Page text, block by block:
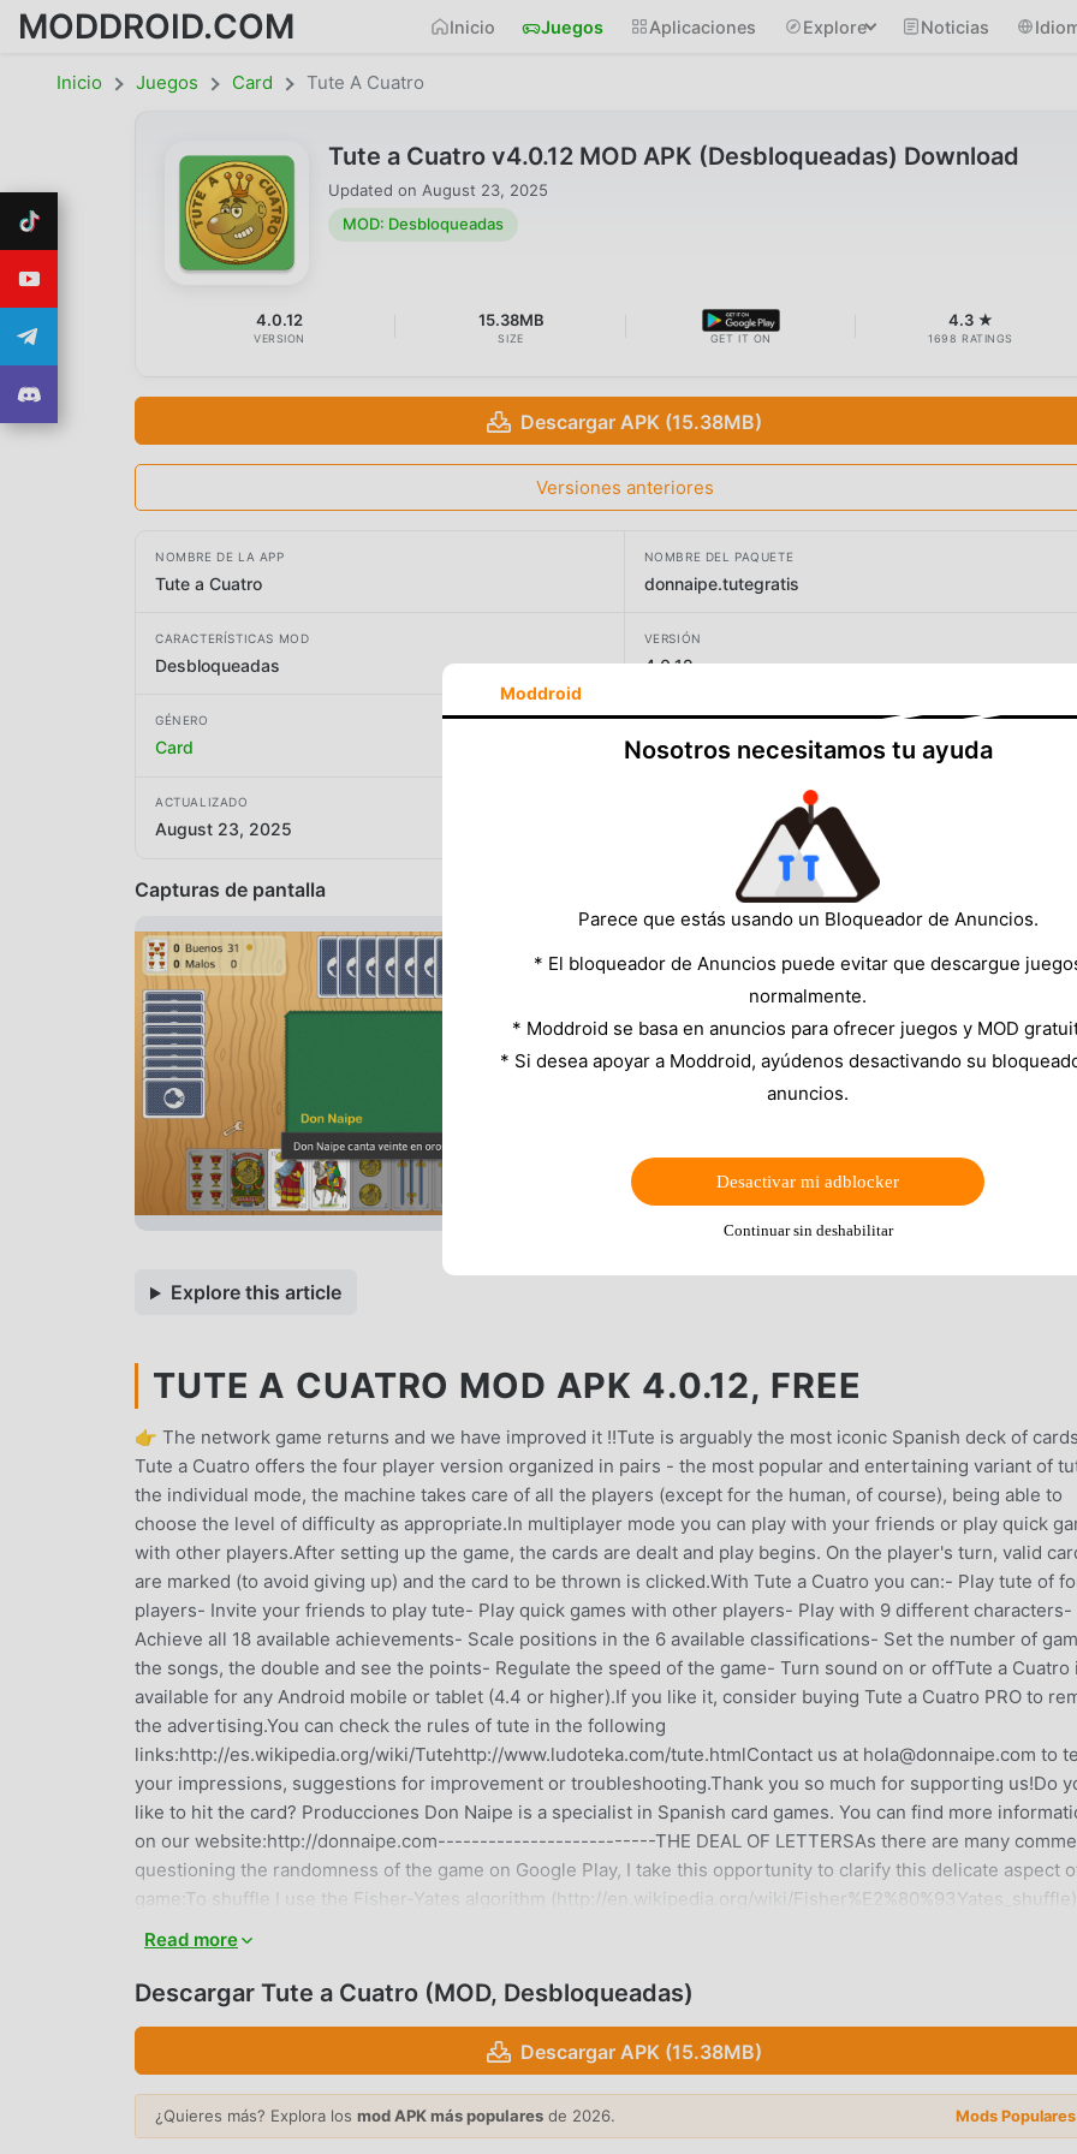
MODDROID.COM Inicio Juegos Aplicaciones Explore Noticias
Inicio Juegos Card Tute A Cuatro
Tute a Cuatro v4.0.12 MOD APK (Desbloqueadas) Download
Updated on August 23, 2025
MOD: Desbloqueadas
4.0.12
VERSION
15.38MB
SIZE GET IT ON
4.3 ★
1698 RATINGS
Descargar APK (15.38MB)
Versiones anteriores
NOMBRE DE LA APP
Tute a Cuatro
NOMBRE DEL PAQUETE
donnaipe.tutegratis
CARACTERÍSTICAS MOD
Desbloqueadas
VERSIÓN
4.0.12
GÉNERO
Card
DESARROLLADOR
Don Naipe
ACTUALIZADO
August 23, 2025
Capturas de pantalla
Explore this article
TUTE A CUATRO MOD APK 4.0.12, FREE
👉 The network game returns and we have improved it !!Tute is arguably the most iconic Spanish deck of
Tute a Cuatro offers the four player version organized in pairs - the most popular and entertaining variant of
the individual mode, the machine takes care of all the players (except for the human, of course), being able to
choose the level of difficulty as appropriate.In multiplayer mode you can play with your friends or play quick
with other players.After setting up the game, the cards are dealt and play begins. On the player's turn, valid
are marked (to avoid giving up) and the card to be thrown is clicked.With Tute a Cuatro you can:- Play tute of
players- Invite your friends to play tute- Play quick games with other players- Play with 9 different characters-
Achieve all 18 available achievements- Scale positions in the 6 available classifications- Set the number of
the songs, the double and see the points- Regulate the speed of the game- Turn sound on or offTute a Cuatro
available for any Android mobile or tablet (4.4 or higher).If you like it, consider buying Tute a Cuatro PRO to
the advertising.You can check the rules of tute in the following
links:http://es.wikipedia.org/wiki/Tutehttp://www.ludoteka.com/tute.htmlContact us at hola@donnaipe.com to
your impressions, suggestions for improvement or troubleshooting.Thank you so much for supporting us!Do
like to hit the card? Producciones Don Naipe is a specialist in Spanish card games. You can find more
on our website:http://donnaipe.com--------------------------THE DEAL OF LETTERSAs there are many
questioning the randomness of the game on Google Play, I take this opportunity to clarify this delicate aspect
game:To shuffle I use the Fisher-Yates algorithm (http://en.wikipedia.org/wiki/Fisher%E2%80%93Yates_shuffle)
which is very efficient and ensures that there is no bias, that is, that there are no card combinations more likely
streaks from occurring, one way or the other, but this also happens in reality.Finally, we have no interest in
losing, but having a good time with Tute a Cuatro. And for that I have to ensure that the card deal is fair (that's
use the Fisher-Yates algorithm) and that artificial intelligence is good enough to play a challenge. There are also
various levels of difficulty so that it can be adjusted to suit your needs. I hope that with the Tute a Cuatro
multiplayer mode it will be even more entertaining. Thank you all for playing!
Read more
Descargar Tute a Cuatro (MOD, Desbloqueadas)
Descargar APK (15.38MB)
¿Quieres más? Explora los mod APK más populares de 2026. Mods
Moddroid
Nosotros necesitamos tu ayuda
Parece que estás usando un Bloqueador de Anuncios.
* El bloqueador de Anuncios puede evitar que descargue
normalmente.
* Moddroid se basa en anuncios para ofrecer juegos y MOD
* Si desea apoyar a Moddroid, ayúdenos desactivando su
anuncios.
Desactivar mi adblocker
Continuar sin deshabilitar